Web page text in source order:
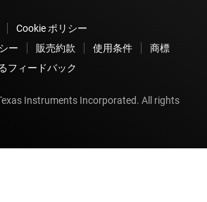
Cookie ポリシー
ー
販売約款 使用条件
商標
フィードバック
Instruments Incorporated. All rights